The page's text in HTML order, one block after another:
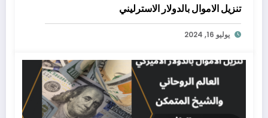
تنزيل الاموال بالدولار الاسترليني
يوليو 16, 2024